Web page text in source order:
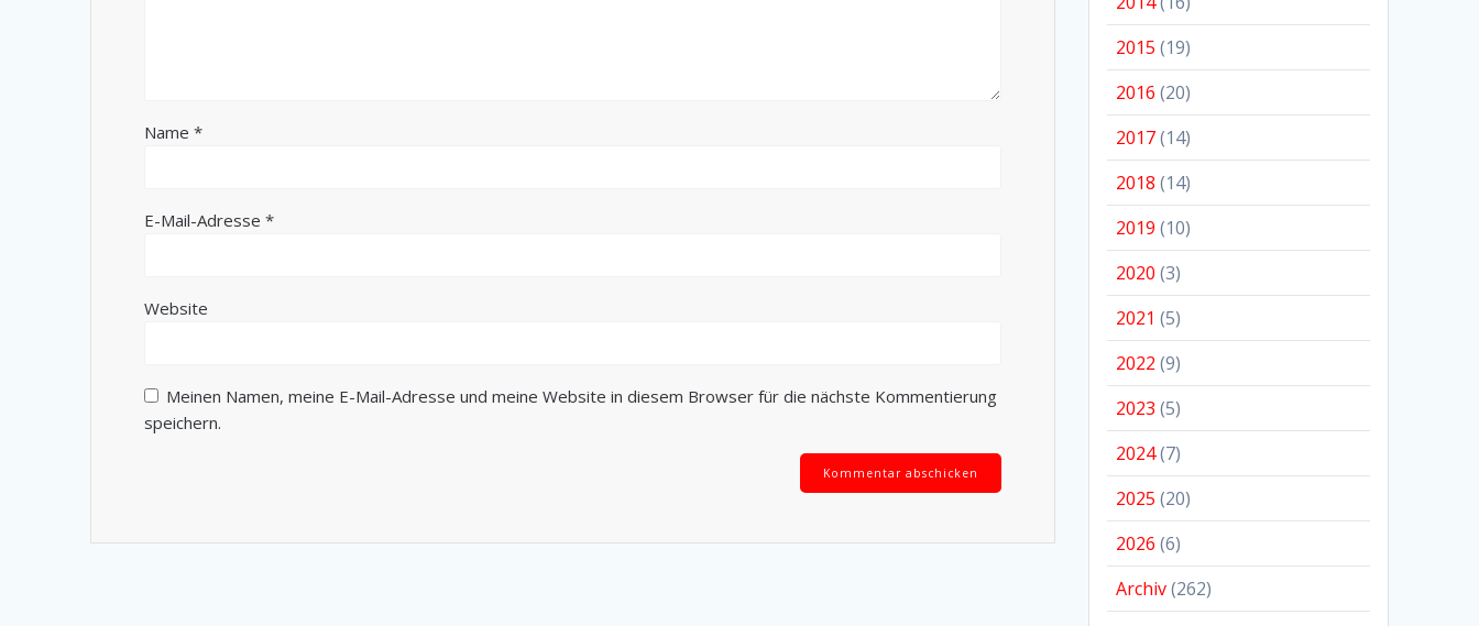
Name*
E-Mail-Adresse*
Website
Meinen Namen, meine E-Mail-Adresse und meine Website in diesem Browser für die nächste Kommentierung
speichern.
2015 (19)
2016 (20)
2017(14)
2018 (14)
2019 (10)
2020 (3)
2021 (5)
2022 (9)
2023 (5)
2024(7)
2025 (20)
2026 (6)
Archiv(262)